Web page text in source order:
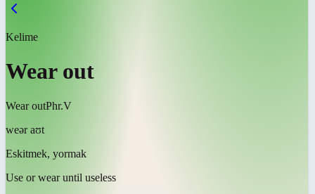
Kelime
Wear out
Wear outPhr.V
weər aʊt
Eskitmek, yormak
Use or wear until useless